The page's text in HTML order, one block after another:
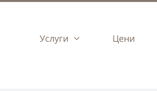
Услуги Цени